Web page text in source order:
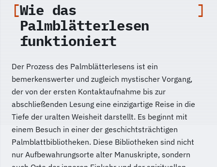
Wie das
Palmblätterlesen
funktioniert
Der Prozess des Palmblätterlesens ist ein
bemerkenswerter und zugleich mystischer Vorgang,
der von der ersten Kontaktaufnahme bis zur
abschließenden Lesung eine einzigartige Reise in die
Tiefe der uralten Weisheit darstellt. Es beginnt mit
einem Besuch in einer der geschichtsträchtigen
Palmblattbibliotheken. Diese Bibliotheken sind nicht
nur Aufbewahrungsorte alter Manuskripte, sondern